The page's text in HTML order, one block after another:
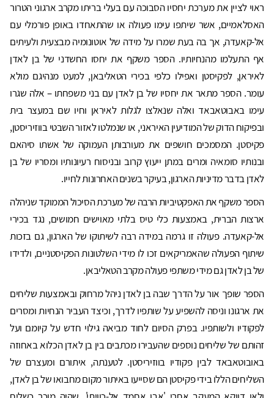
ראוי לציין את מערכת יחסיו הסבוכה עם בעלי בריתו מקרב ארגוני הטרור
האסלאמיים, אשר שיתפו עימו פעולה או שהתאחדו באופן פורמלי עם
אל-קאעדה, אך בה בעת שמרו על מידה של אוטונומיה מבצעית ולעיתים
אף התעלמו מהנחיותיו. הספר משקף את יחסו החשדני של בן לאדן
לאיראן, לפקיסטן ואפילו כלפי בכירי הטאליבאן, למעט מנהיגם מולא
עומר. הספר מתאר את יחסיו של בן לאדן עם בני משפחתו – אלה שגרו
עימו באבוטאבאד ואלה שנאלצו לגלות לאיראן וחיו שם במעצר בית
ובפיקוח הדוק של המודיעין האיראני, או שנמלטו לאזור השבטי בווזיריסטן,
פקיסטן. המסמכים חושפים את מעורבותן העמוקה של אשתו סיהאם
ובנותיו סומאיה ומרים במתן ייעוץ קרוב ובניסוח רעיונותיו ומסריו של בן
לאדן בדבר מדיניות הארגון, בעיקר בשנים האחרונות לחייו.
הספר משקף את האפקטיביות הרבה של מערכת הסיכול הממוקד שניהלה
ארצות הברית, באמצעות כלי טיס בלתי מאוישים חמושים, נגד בכירי
אל-קאעדה. פעולה זו גרמה במידה רבה לשיתוקו של הארגון, גם בזכות
שיתוף הפעולה שהאמריקאים זכו לו מידי השלטונות הפקיסטניים, ולדידו
של בן לאדן גם מידי משתפי פעולה מקרב הטאליבאן.
הספר שופך אור על הדרך שבה בן לאדן ניהל מרחוק ובאמצעות שליחים
את ארגונו וניסה להשפיע על שותפיו לדרך, וכיצד העביר הנחיות ומסרים
לפקודיו ולשותפיו. בפרק הסיום לחוד מביאה גילוי חדש על קיומם ועל
זהותם של שליחים נוספים שהעבירו מכתבים בין בן לאדן הכלוא באחוזה
באובוטאבאד לבין פקודיו בווזיריסטן. לטענתה, איתורם ומעצרם של
השליחים הללו בידי פקיסטן הם שסייעו באיתור מקום מחבואו של בן לאדן,